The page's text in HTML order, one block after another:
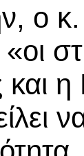
ο